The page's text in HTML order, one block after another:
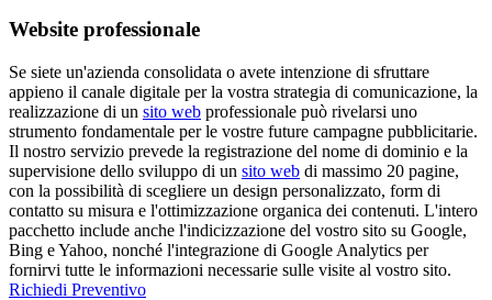
Website professionale
Se siete un'azienda consolidata o avete intenzione di sfruttare
appieno il canale digitale per la vostra strategia di comunicazione, la
realizzazione di un sito web professionale può rivelarsi uno
strumento fondamentale per le vostre future campagne pubblicitarie.
Il nostro servizio prevede la registrazione del nome di dominio e la
supervisione dello sviluppo di un sito web di massimo 20 pagine,
con la possibilità di scegliere un design personalizzato, form di
contatto su misura e l'ottimizzazione organica dei contenuti. L'intero
pacchetto include anche l'indicizzazione del vostro sito su Google,
Bing e Yahoo, nonché l'integrazione di Google Analytics per
fornirvi tutte le informazioni necessarie sulle visite al vostro sito.
Richiedi Preventivo